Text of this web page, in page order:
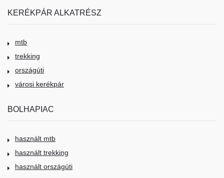
KERÉKPÁR ALKATRÉSZ
mtb
trekking
országúti
városi kerékpár
BOLHAPIAC
használt mtb
használt trekking
használt országúti